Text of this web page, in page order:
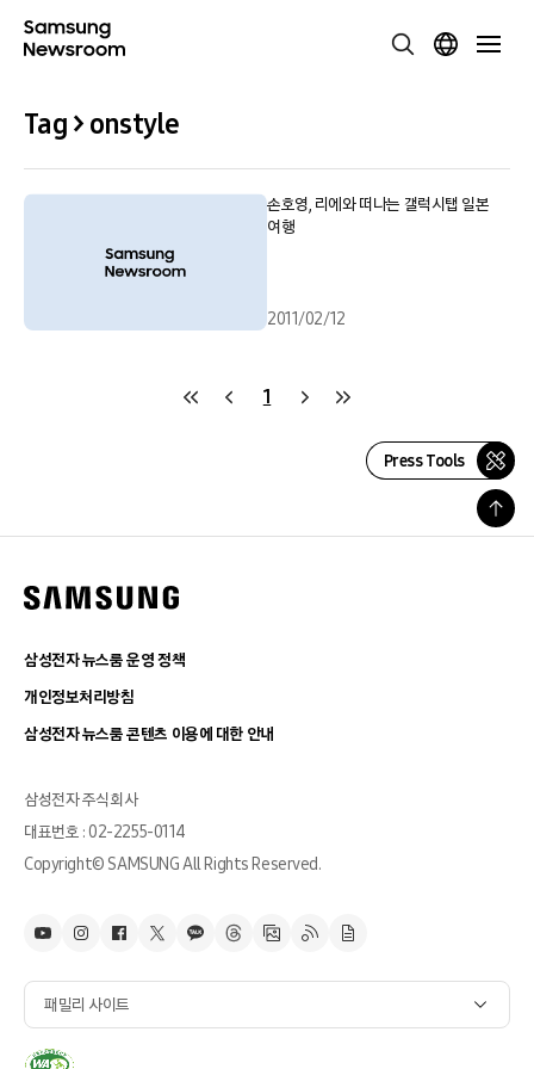
Tag > onstyle
손호영, 리에와 떠나는 갤럭시탭 일본
여행
2011/02/12
1
Press Tools
삼성전자 뉴스룸 운영 정책
개인정보처리방침
삼성전자 뉴스룸 콘텐츠 이용에 대한 안내
삼성전자 주식회사
대표번호 : 02-2255-0114
Copyright© SAMSUNG All Rights Reserved.
패밀리 사이트